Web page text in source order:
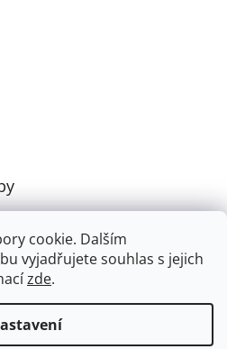
cookie. Dalším
vyjadřujete souhlas s jejich
zde.